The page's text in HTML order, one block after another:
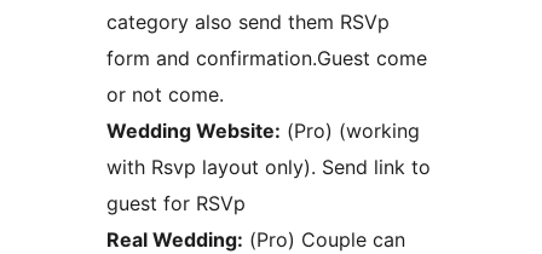
category also send them RSVp
form and confirmation.Guest come
or not come.
Wedding Website: (Pro) (working
with Rsvp layout only). Send link to
guest for RSVp
Real Wedding: (Pro) Couple can